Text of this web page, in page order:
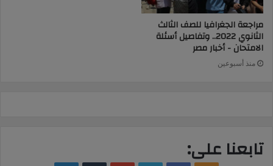
مراجعة الجغرافيا للصف الثالث
الثانوي 2022.. وتفاصيل أسئلة
الامتحان - أخبار مصر
منذ أسبوعين
تابعنا على: